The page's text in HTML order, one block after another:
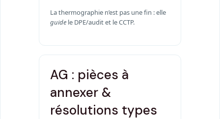
La thermographie n’est pas une fin : elle
guide le DPE/audit et le CCTP.
AG : pièces à
annexer &
résolutions types